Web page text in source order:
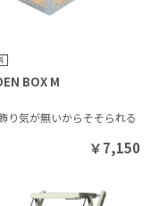
BOX M
り気が無いからそそられる
￥7,150